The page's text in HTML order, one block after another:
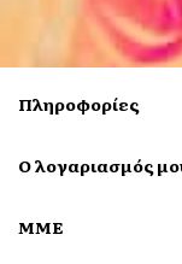
Πληροφορίες
Ο λογαριασμός
ΜΜΕ